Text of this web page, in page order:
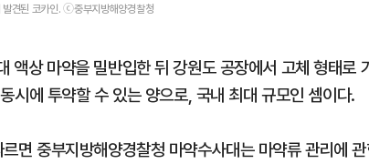
발견된 코카인. ⓒ중부지방해양경찰청
액상 마약을 밀반입한 뒤 강원도 공장에서 고체 형태로
시에 투약할 수 있는 양으로, 국내 최대 규모인 셈이다.
면 중부지방해양경찰청 마약수사대는 마약류 관리에